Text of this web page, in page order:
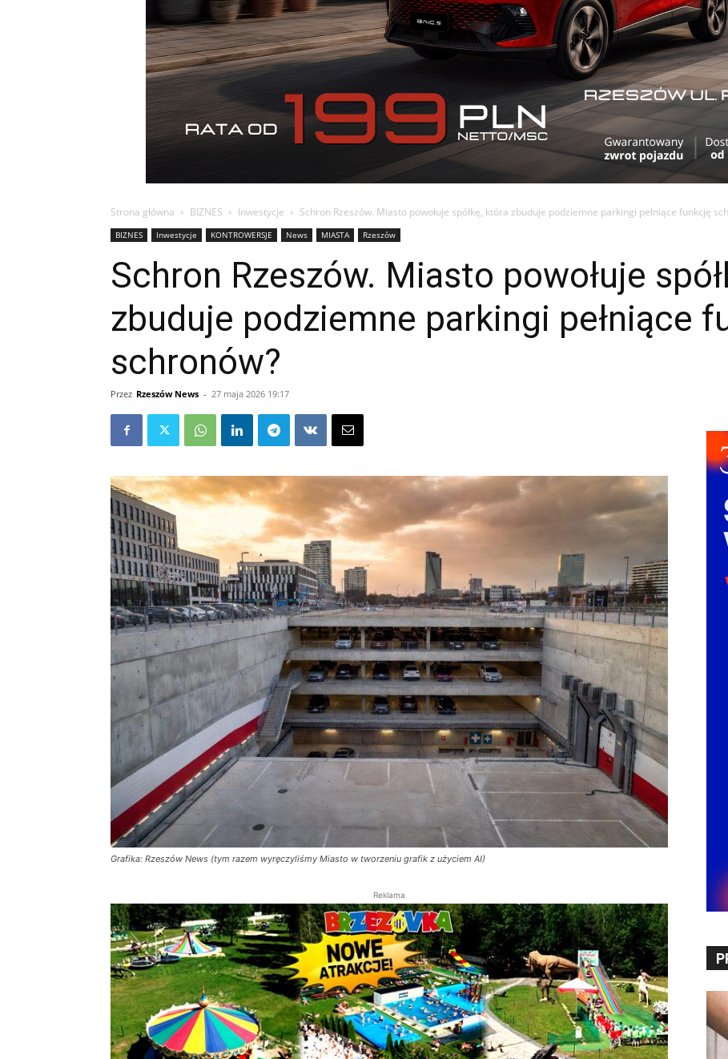
Strona główna BIZNES Inwestycje Schron Rzeszów. Miasto powołuje spółkę, która zbuduje podziemne parkingi pełniące funkcję
BIZNES Inwestycje KONTROWERSJE News MIASTA Rzeszów
Schron Rzeszów. Miasto powołuje
zbuduje podziemne parkingi pełniące
schronów?
Przez Rzeszów News - 27 maja 2026 19:17
Grafika: Rzeszów News (tym razem wyręczyliśmy Miasto w tworzeniu grafik z użyciem AI)
Reklama